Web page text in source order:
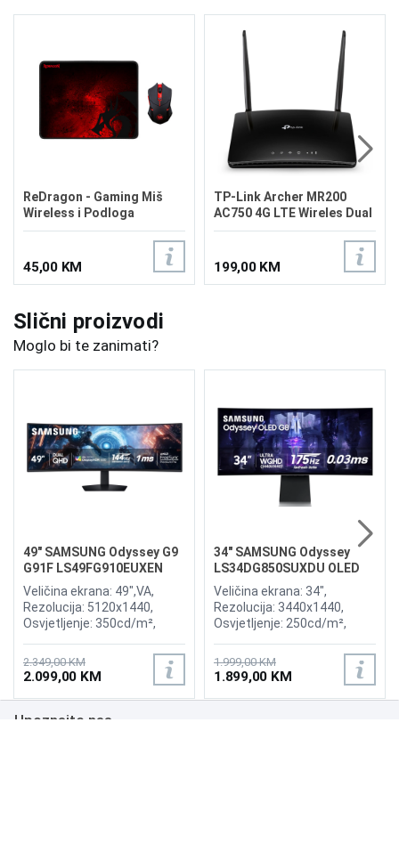
ReDragon - Gaming Miš
Wireless i Podloga
M601WL-BA 2u1
45,00 KM
TP-Link Archer MR200
AC750 4G LTE Wireles Dual
Band Router
199,00 KM
Slični proizvodi
Moglo bi te zanimati?
49" SAMSUNG Odyssey G9
G91F LS49FG910EUXEN
144Hz Gaming Curved
Display
Veličina ekrana: 49",VA,
Rezolucija: 5120x1440,
Osvjetljenje: 350cd/m²,
Osvježenje: 144Hz, AMD
FreeSync Premium Pro,
Priključci: 2xHDMI 2.1,
DisplayPort, 2xUSB 3.2, USB-
B
2.349,00 KM
2.099,00 KM
34" SAMSUNG Odyssey
LS34DG850SUXDU OLED
G8 175Hz Gaming Curved
Display
Veličina ekrana: 34",
Rezolucija: 3440x1440,
Osvjetljenje: 250cd/m²,
Osvježenje: 175Hz, AMD
FreeSync Premium,
Wireless LAN, Bluetooth ,
Priključci: 2xHDMI,
1.999,00 KM
1.899,00 KM
Upoznajte nas